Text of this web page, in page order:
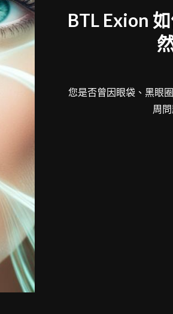
BTL Exion
您是否曾因眼袋、黑眼
周